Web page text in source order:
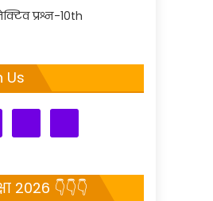
प्रश्न-10th
Us
2026 👇👇👇